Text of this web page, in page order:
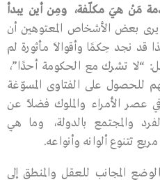
مَنْ هيَ مكلّفة، ومِن أين يبدأ
يرى بعض الأشخاص المعتوهين أن
قد نجد حِكمًا وأقوالًا مأثورة لم
“لا تشرك مع الحكومة أحدًا”،
للحصول على الفتاوى المسوّغة
عصر الأمراء والملوك فضلًا عن
والمجتمع بالدولة، وما هي
تتنوع ألوانه وأنواعه.
المجانب للعقل والمنطق إلى